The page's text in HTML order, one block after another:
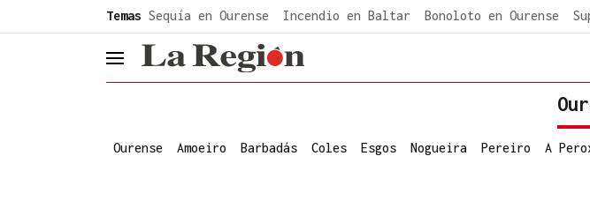
Temas Sequía en Ourense Incendio en Baltar Bonoloto en Ourense
header.menu.open
Ourense Amoeiro Barbadás Coles Esgos Nogueira Pereiro A